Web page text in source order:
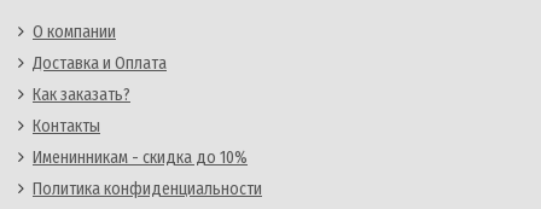
О компании
Доставка и Оплата
Как заказать?
Контакты
Именинникам - скидка до 10%
Политика конфиденциальности